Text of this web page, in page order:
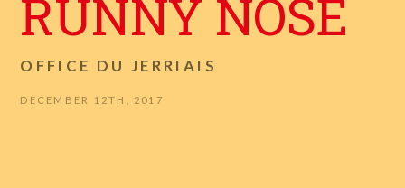
RUNNY NOSE
OFFICE DU JERRIAIS
DECEMBER 12TH, 2017